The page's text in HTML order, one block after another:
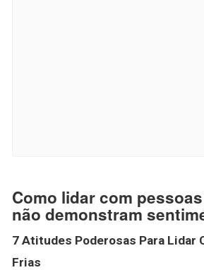
Como lidar com
não demonstram
7 Atitudes Poderosas Para Lidar
Frias